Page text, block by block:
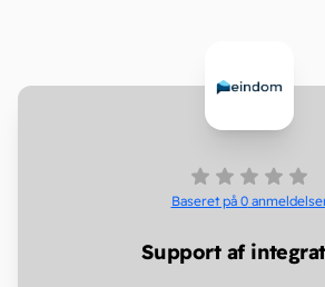
Baseret på 0
Support af